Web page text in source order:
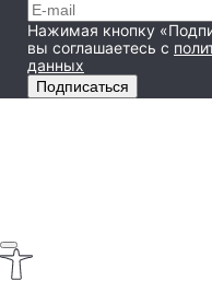
Нажимая кнопку
вы соглашаетесь с
данных
Подписаться